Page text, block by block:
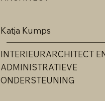
Katja Kumps
INTERIEURARCHITECT
ADMINISTRATIEVE
ONDERSTEUNING